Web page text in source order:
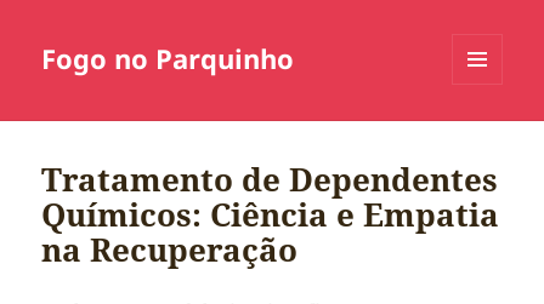
Fogo no Parquinho
Tratamento de Dependentes
Químicos: Ciência e Empatia
na Recuperação